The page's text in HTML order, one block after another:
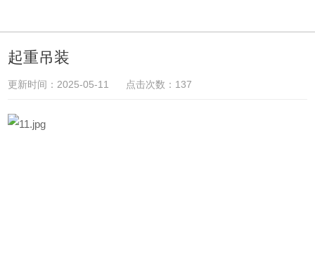
起重吊装
更新时间：2025-05-11 点击次数：137